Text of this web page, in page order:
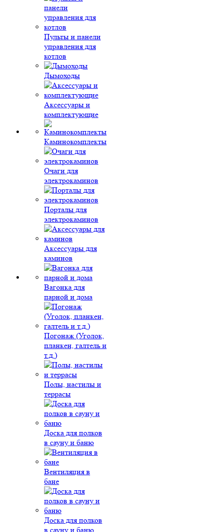
Пульты и панели
управления для
котлов
Дымоходы
Аксессуары и
комплектующие
Каминокомплекты
Очаги для
электрокаминов
Порталы для
электрокаминов
Аксессуары для
каминов
Вагонка для
парной и дома
Погонаж (Уголок,
планкен, галтель и
т.д.)
Полы, настилы и
террасы
Доска для полков
в сауну и баню
Вентиляция в
бане
Доска для полков
в сауну и баню